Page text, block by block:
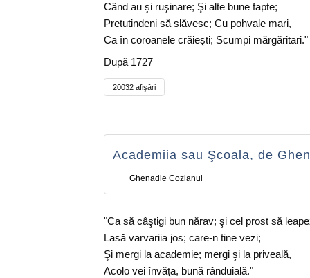
Când au şi ruşinare; Şi alte bune fapte;
Pretutindeni să slăvesc; Cu pohvale mari,
Ca în coroanele crăieşti; Scumpi mărgăritari."
După 1727
20032 afişări
Academiia sau Şcoala, de
Ghenadie Cozianul
"Ca să câştigi bun nărav; şi cel prost să
Lasă varvariia jos; care-n tine vezi;
Şi mergi la academie; mergi şi la priveală,
Acolo vei învăţa, bună rânduială."